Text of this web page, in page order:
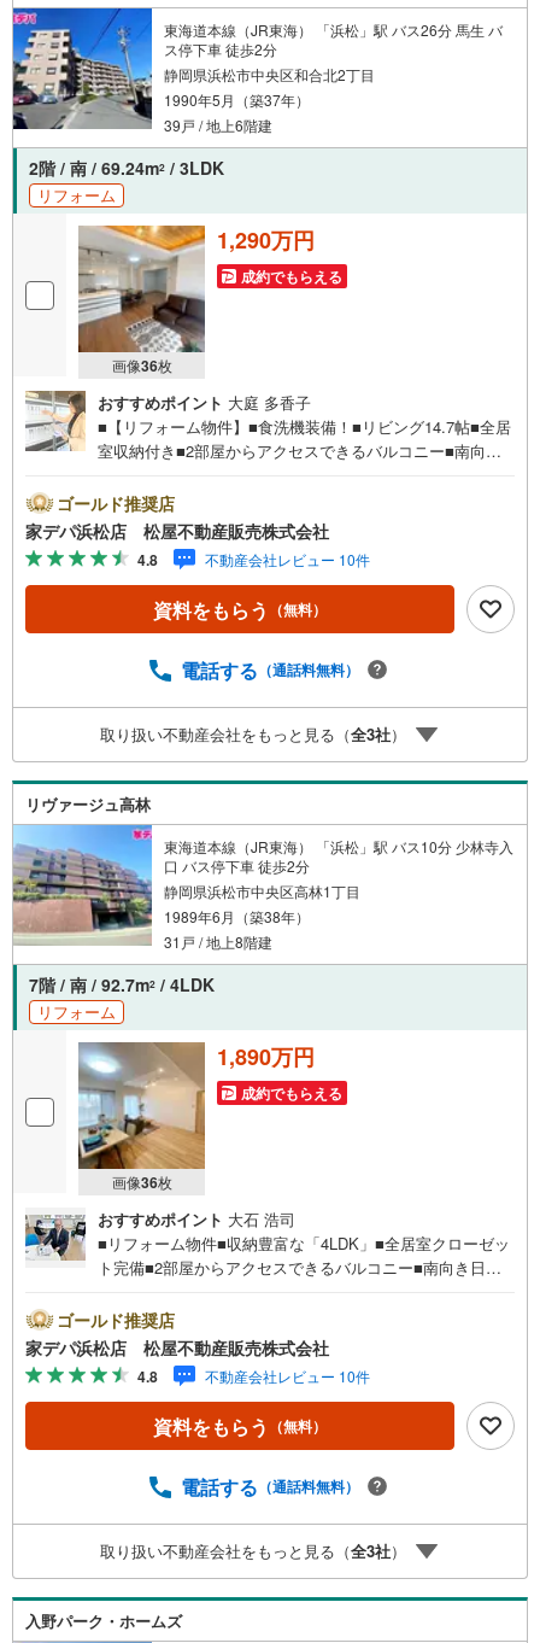
東海道本線（JR東海） 「浜松」駅 バス26分 馬生 バ
ス停下車 徒歩2分
静岡県浜松市中央区和合北2丁目
1990年5月（築37年）
39戸 / 地上6階建
2階 / 南 / 69.24m2 / 3LDK
リフォーム
画像36枚
1,290万円
成約でもらえる
おすすめポイント 大庭 多香子
■【リフォーム物件】■食洗機装備！■リビング14.7帖■全居
室収納付き■2部屋からアクセスできるバルコニー■南向き
便利な立地！■コンビニまで徒歩圏内！●松屋不動産販売株
式会社 家デパのつよみ●・浜松市中央区に特化し浜名区ま
で幅広い物件を取り扱っています！浜松市の物件ならおま
かせください。新築戸建、中古戸建、中古マンション、土
地をお客様のご希望に合わせてご提案いたします！・中古
物件のリフォーム実績多数！中古物件をご購入の際、約7
入より低コストで、新築同様の快適なお住まいを実現でき
30分 （定休日:水曜日）この時間帯はお電話でのお問い合
わせがスムーズにご案内できます。右下の電話ボタンをタ
ッチ！もしくはお気軽にお電話ください。
ゴールド推奨店
家デパ浜松店 松屋不動産販売株式会社
4.8 不動産会社レビュー 10件
資料をもらう （無料）
電話する （通話料無料）
取り扱い不動産会社をもっと見る（全3社）
リヴァージュ高林
東海道本線（JR東海） 「浜松」駅 バス10分 少林寺入
口 バス停下車 徒歩2分
静岡県浜松市中央区高林1丁目
1989年6月（築38年）
31戸 / 地上8階建
7階 / 南 / 92.7m2 / 4LDK
リフォーム
画像36枚
1,890万円
成約でもらえる
おすすめポイント 大石 浩司
■リフォーム物件■収納豊富な「4LDK」■全居室クローゼッ
ト完備■2部屋からアクセスできるバルコニー■南向き日当
まで徒歩2分、通勤通学に便利な立地です！●松屋不動産販
売株式会社 家デパのつよみ●・浜松市中央区に特化し浜名
区まで幅広い物件を取り扱っています！浜松市の物件なら
おまかせください。新築戸建、中古戸建、中古マンショ
ン、土地をお客様のご希望に合わせてご提案いたしま
す！・中古物件のリフォーム実績多数！中古物件をご購入
す。新築購入より低コストで、新築同様の快適なお住まい
分～午後6時30分 （定休日:水曜日）この時間帯はお電話で
のお問い合わせがスムーズにご案内できます。右下の電話
ボタンをタッチ！もしくはお気軽にお電話ください。
ゴールド推奨店
家デパ浜松店 松屋不動産販売株式会社
4.8 不動産会社レビュー 10件
資料をもらう （無料）
電話する （通話料無料）
取り扱い不動産会社をもっと見る（全3社）
入野パーク・ホームズ